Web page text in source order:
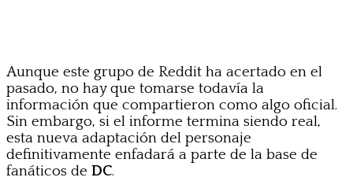
Aunque este grupo de Reddit ha acertado en el
pasado, no hay que tomarse todavía la
información que compartieron como algo oficial.
Sin embargo, si el informe termina siendo real,
esta nueva adaptación del personaje
definitivamente enfadará a parte de la base de
fanáticos de DC.